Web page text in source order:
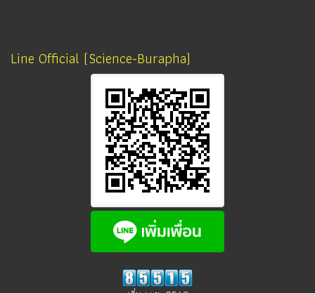
Line Official (Science-Burapha)